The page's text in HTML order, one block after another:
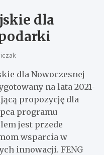
dla
dla Nowoczesnej
na lata 2021-
propozycję dla
programu
jest przede
wsparcia w
innowacji. FENG